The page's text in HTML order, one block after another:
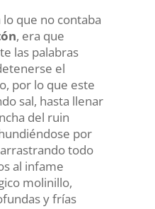
que no contaba
, era que
las palabras
el
por lo que este
sal, hasta llenar
del ruin
por
todo
al infame
molinillo,
y frías